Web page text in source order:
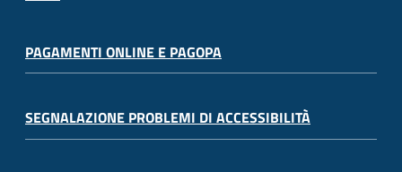
PAGAMENTI ONLINE E PAGOPA
SEGNALAZIONE PROBLEMI DI ACCESSIBILITÀ